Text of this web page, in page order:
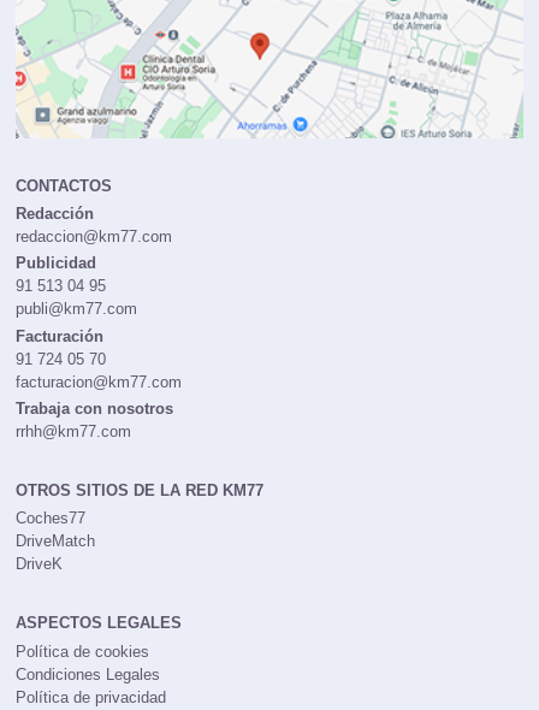
CONTACTOS
Redacción
redaccion@km77.com
Publicidad
91 513 04 95
publi@km77.com
Facturación
91 724 05 70
facturacion@km77.com
Trabaja con nosotros
rrhh@km77.com
OTROS SITIOS DE LA RED KM77
Coches77
DriveMatch
DriveK
ASPECTOS LEGALES
Política de cookies
Condiciones Legales
Política de privacidad